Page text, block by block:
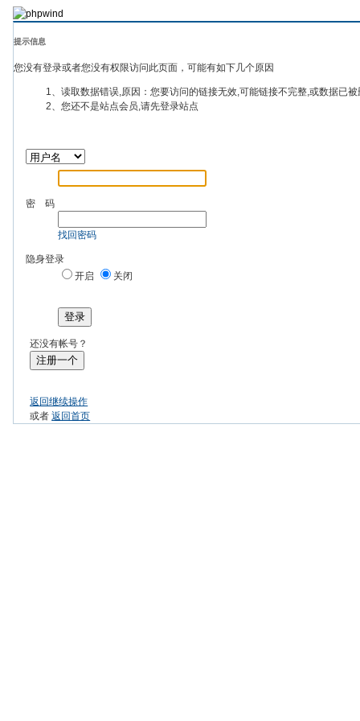
提示信息
您没有登录或者您没有权限访问此页面，可能有如下几个原因
1、读取数据错误,原因：您要访问的链接无效,可能链接不完整,或数据已
2、您还不是站点会员,请先登录站点
密 码
找回密码
隐身登录
开启
关闭
登录
还没有帐号？
注册一个
返回继续操作
或者返回首页